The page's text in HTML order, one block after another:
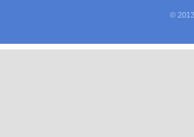
©